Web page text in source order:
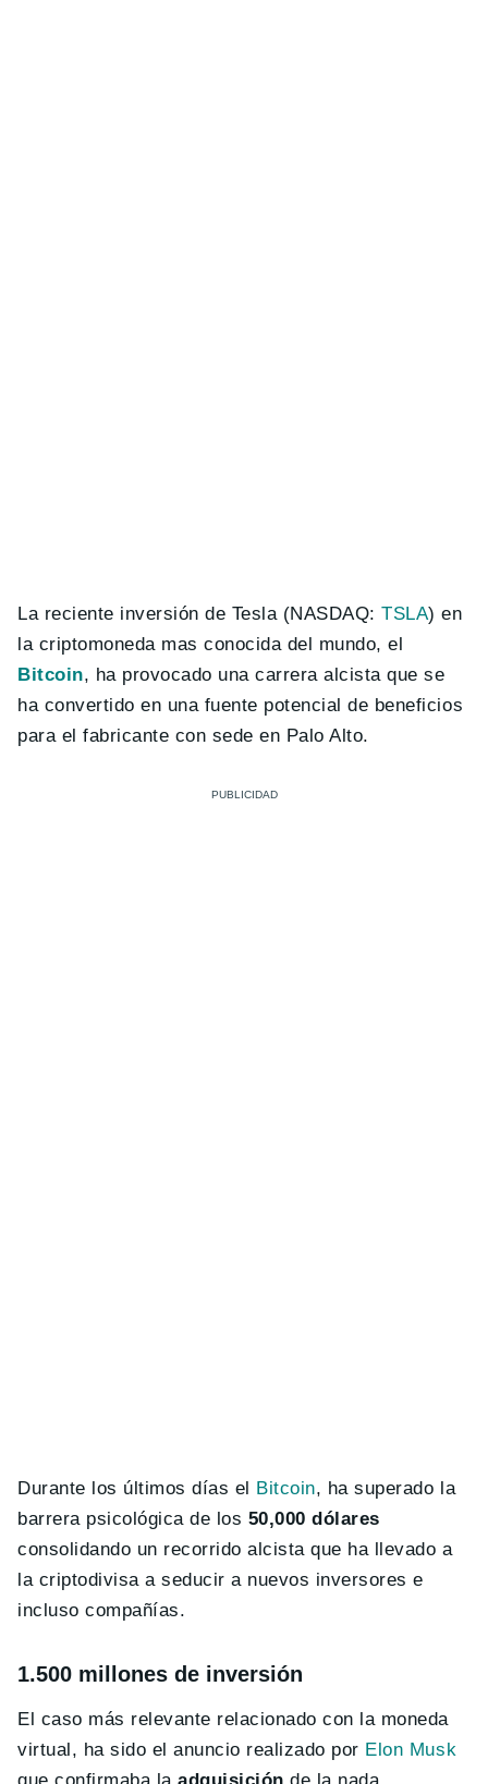
La reciente inversión de Tesla (NASDAQ:TSLA) en
la criptomoneda mas conocida del mundo, el
Bitcoin, ha provocado una carrera alcista que se
ha convertido en una fuente potencial de beneficios
para el fabricante con sede en Palo Alto.
Durante los últimos días el Bitcoin, ha superado la
barrera psicológica de los 50,000 dólares
consolidando un recorrido alcista que ha llevado a
la criptodivisa a seducir a nuevos inversores e
incluso compañías.
1.500 millones de inversión
El caso más relevante relacionado con la moneda
virtual, ha sido el anuncio realizado por Elon Musk